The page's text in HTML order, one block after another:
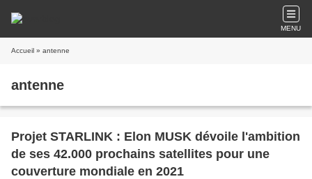
MENU
Accueil » antenne
antenne
Projet STARLINK : Elon MUSK dévoile l'ambition
de ses 42.000 prochains satellites pour une
couverture mondiale en 2021